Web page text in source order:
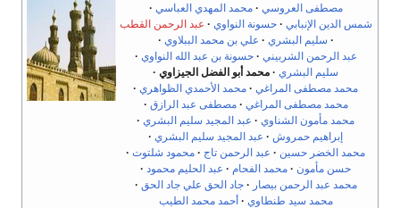
مصطفى العروسي
محمد المهدي العباسي
شمس الدين الإنبابي
حسونة النواوي
عبد الرحمن القطب
سليم البشري
علي بن محمد الببلاوي
عبد الرحمن الشربيني
حسونة بن عبد الله النواوي
سليم البشري
محمد أبو الفضل الجيزاوي
محمد مصطفى المراغي
محمد الأحمدي الظواهري
محمد مصطفى المراغي
مصطفى عبد الرازق
محمد مأمون الشناوي
عبد المجيد سليم البشري
إبراهيم حمروش
عبد المجيد سليم البشري
محمد الخضر حسين
عبد الرحمن تاج
محمود شلتوت
حسن مأمون
محمد الفحام
عبد الحليم محمود
محمد عبد الرحمن بيصار
جاد الحق علي جاد الحق
محمد سيد طنطاوي
أحمد محمد الطيب